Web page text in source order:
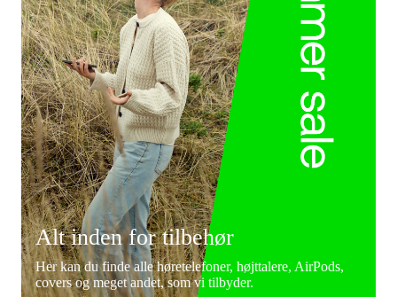
Alt inden for tilbehør
Her kan du finde alle høretelefoner, højttalere, AirPods,
covers og meget andet, som vi tilbyder.